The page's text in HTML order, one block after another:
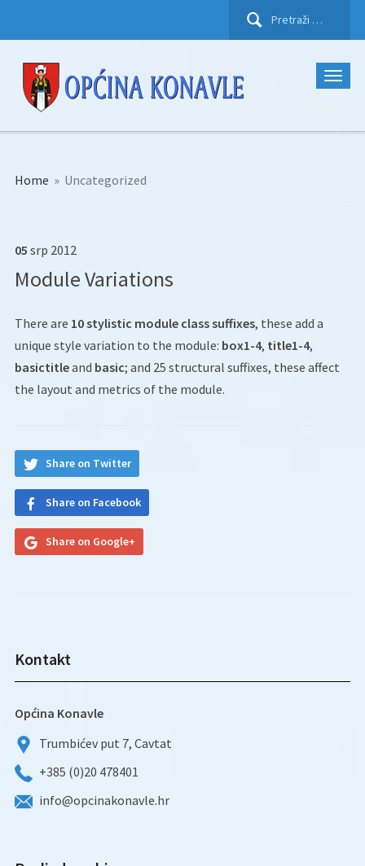
Pretraži:
Home » Uncategorized
05 srp 2012
Module Variations
There are 10 stylistic module class suffixes, these add a
unique style variation to the module: box1-4, title1-4,
basictitleand basic; and 25 structural suffixes, these affect
the layout and metrics of the module.
Share on Twitter
Share on Facebook
Share on Google+
Kontakt
Općina Konavle
Trumbićev put 7, Cavtat
+385 (0)20 478401
info@opcinakonavle.hr